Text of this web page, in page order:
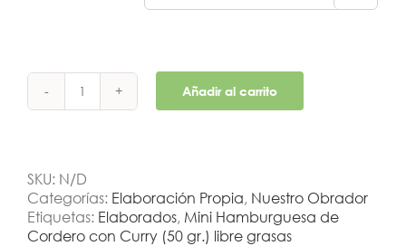
Mini
(Kebab)
50
gr.
cantidad
Añadir al carrito
SKU: N/D
Categorías: Elaboración Propia, Nuestro Obrador
Etiquetas: Elaborados, Mini Hamburguesa de
Cordero con Curry (50 gr.) libre grasas